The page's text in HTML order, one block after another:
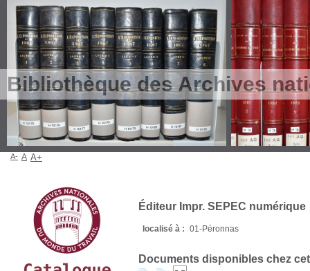
Bibliothèque des Archives
Éditeur Impr. SEPEC numérique
localisé à : 01-Péronnas
Documents disponibles chez
A- A A+